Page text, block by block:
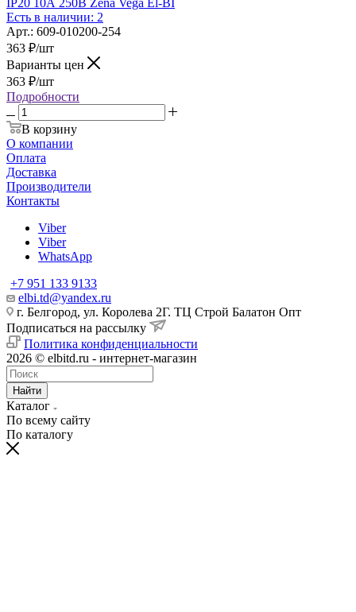
Есть в наличии: 2
Арт.: 609-010200-254
363 ₽/шт
Варианты цен
363 ₽/шт
Подробности
В корзину
О компании
Оплата
Доставка
Производители
Контакты
Viber
Viber
WhatsApp
+7 951 133 9133
elbi.td@yandex.ru
г. Белгород, ул. Королева 2Г. ТЦ Строй Балатон Опт
Подписаться на рассылку
Политика конфиденциальности
2026 © elbitd.ru - интернет-магазин
Найти
Каталог
По всему сайту
По каталогу